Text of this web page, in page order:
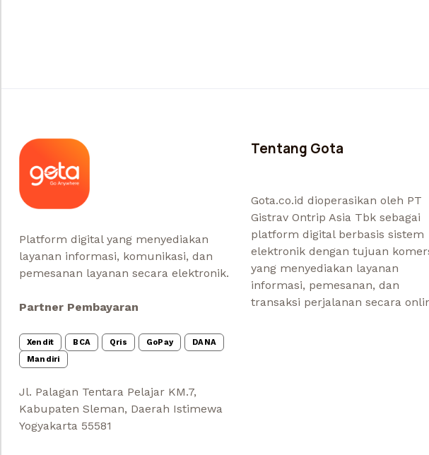
Platform digital yang menyediakan
layanan informasi, komunikasi, dan
pemesanan layanan secara elektronik.
Partner Pembayaran
Xendit BCA Qris GoPay
DANA
Mandiri
Jl. Palagan Tentara Pelajar KM.7,
Kabupaten Sleman, Daerah Istimewa
Yogyakarta 55581
Tentang Gota
Gota.co.id dioperasikan oleh PT
Gistrav Ontrip Asia Tbk sebagai
platform digital berbasis sistem
elektronik dengan tujuan
yang menyediakan layanan
informasi, pemesanan, dan
transaksi perjalanan secara